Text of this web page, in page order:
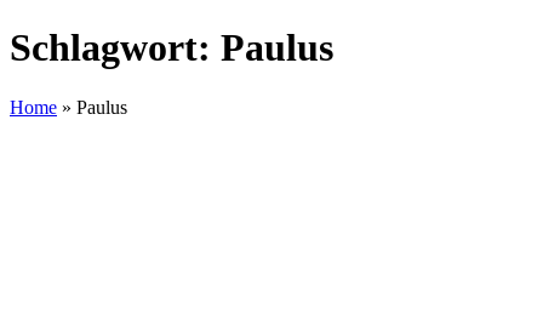
Schlagwort: Paulus
Home » Paulus